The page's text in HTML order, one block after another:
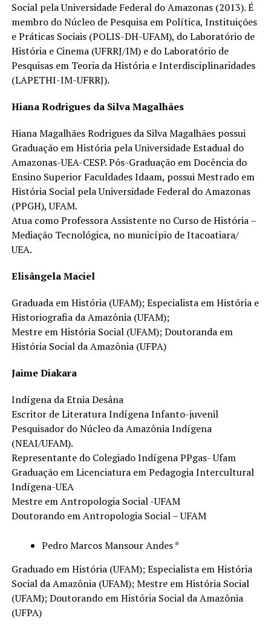
Social pela Universidade Federal do Amazonas (2013). É
membro do Núcleo de Pesquisa em Política, Instituições
e Práticas Sociais (POLIS-DH-UFAM), do Laboratório de
História e Cinema (UFRRJ/IM) e do Laboratório de
Pesquisas em Teoria da História e Interdisciplinaridades
(LAPETHI-IM-UFRRJ).
Hiana Rodrigues da Silva Magalhães
Hiana Magalhães Rodrigues da Silva Magalhães possui
Graduação em História pela Universidade Estadual do
Amazonas-UEA-CESP. Pós-Graduação em Docência do
Ensino Superior Faculdades Idaam, possui Mestrado em
História Social pela Universidade Federal do Amazonas
(PPGH), UFAM.
Atua como Professora Assistente no Curso de História –
Mediação Tecnológica, no município de Itacoatiara/
UEA.
Elisângela Maciel
Graduada em História (UFAM); Especialista em História e
Historiografia da Amazônia (UFAM);
Mestre em História Social (UFAM); Doutoranda em
História Social da Amazônia (UFPA)
Jaime Diakara
Indígena da Etnia Desâna
Escritor de Literatura Indígena Infanto-juvenil
Pesquisador do Núcleo da Amazônia Indígena
(NEAI/UFAM).
Representante do Colegiado Indígena PPgas- Ufam
Graduação em Licenciatura em Pedagogia Intercultural
Indígena-UEA
Mestre em Antropologia Social -UFAM
Doutorando em Antropologia Social – UFAM
Pedro Marcos Mansour Andes *
Graduado em História (UFAM); Especialista em História
Social da Amazônia (UFAM); Mestre em História Social
(UFAM); Doutorando em História Social da Amazônia
(UFPA)